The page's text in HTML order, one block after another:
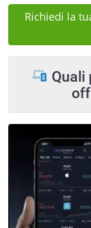
Richiedi la
Quali